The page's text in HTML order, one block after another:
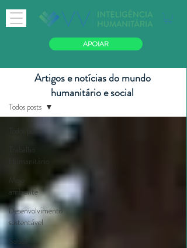
APOIAR
Todos posts
Trabalho
Humanitário
ambiente
Desenvolvimento
sustentável
Saúde
Todos posts
Artigos e notícias do mundo
humanitário e social